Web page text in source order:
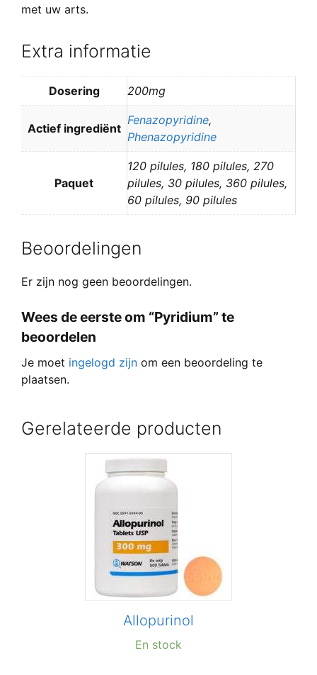
met uw arts.
Extra informatie
Dosering 200mg
Actief ingrediënt
Fenazopyridine,
Phenazopyridine
Paquet
120 pilules, 180 pilules, 270
pilules, 30 pilules, 360 pilules,
60 pilules, 90 pilules
Beoordelingen
Er zijn nog geen beoordelingen.
Wees de eerste om “Pyridium” te
beoordelen
Je moet ingelogd zijn om een beoordeling te
plaatsen.
Gerelateerde producten
Allopurinol
En stock